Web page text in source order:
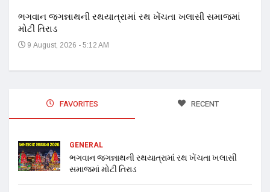
ભગવાન જગન્નાથની રથયાત્રામાં રથ ખેંચતા ખલાસી સમાજમાં
મોટી તિરાડ
9 August, 2026 - 5:12 AM
FAVORITES RECENT
GENERAL
ભગવાન જગન્નાથની રથયાત્રામાં રથ ખેંચતા ખલાસી
સમાજમાં મોટી તિરાડ